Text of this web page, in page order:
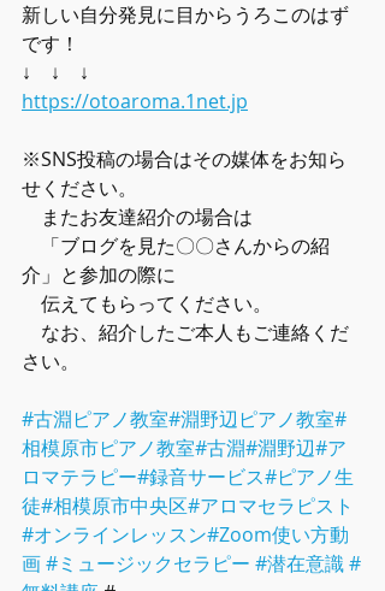
新しい自分発見に目からうろこのはず
です！
↓　↓　↓
https://otoaroma.1net.jp
※SNS投稿の場合はその媒体をお知ら
せください。
またお友達紹介の場合は
「ブログを見た〇〇さんからの紹
介」と参加の際に
伝えてもらってください。
なお、紹介したご本人もご連絡くだ
さい。
#古淵ピアノ教室#淵野辺ピアノ教室#
相模原市ピアノ教室#古淵#淵野辺#ア
ロマテラピー#録音サービス#ピアノ生
徒#相模原市中央区#アロマセラピスト
#オンラインレッスン#Zoom使い方動
画#ミュージックセラピー #潜在意識#